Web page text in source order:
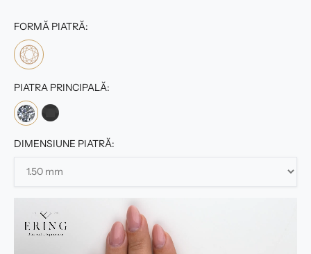
FORMĂ PIATRĂ:
PIATRA PRINCIPALĂ:
DIMENSIUNE PIATRĂ: